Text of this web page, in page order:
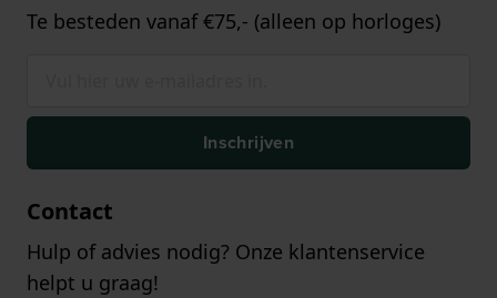
Te besteden vanaf €75,- (alleen op horloges)
Inschrijven
Contact
Hulp of advies nodig? Onze klantenservice
helpt u graag!